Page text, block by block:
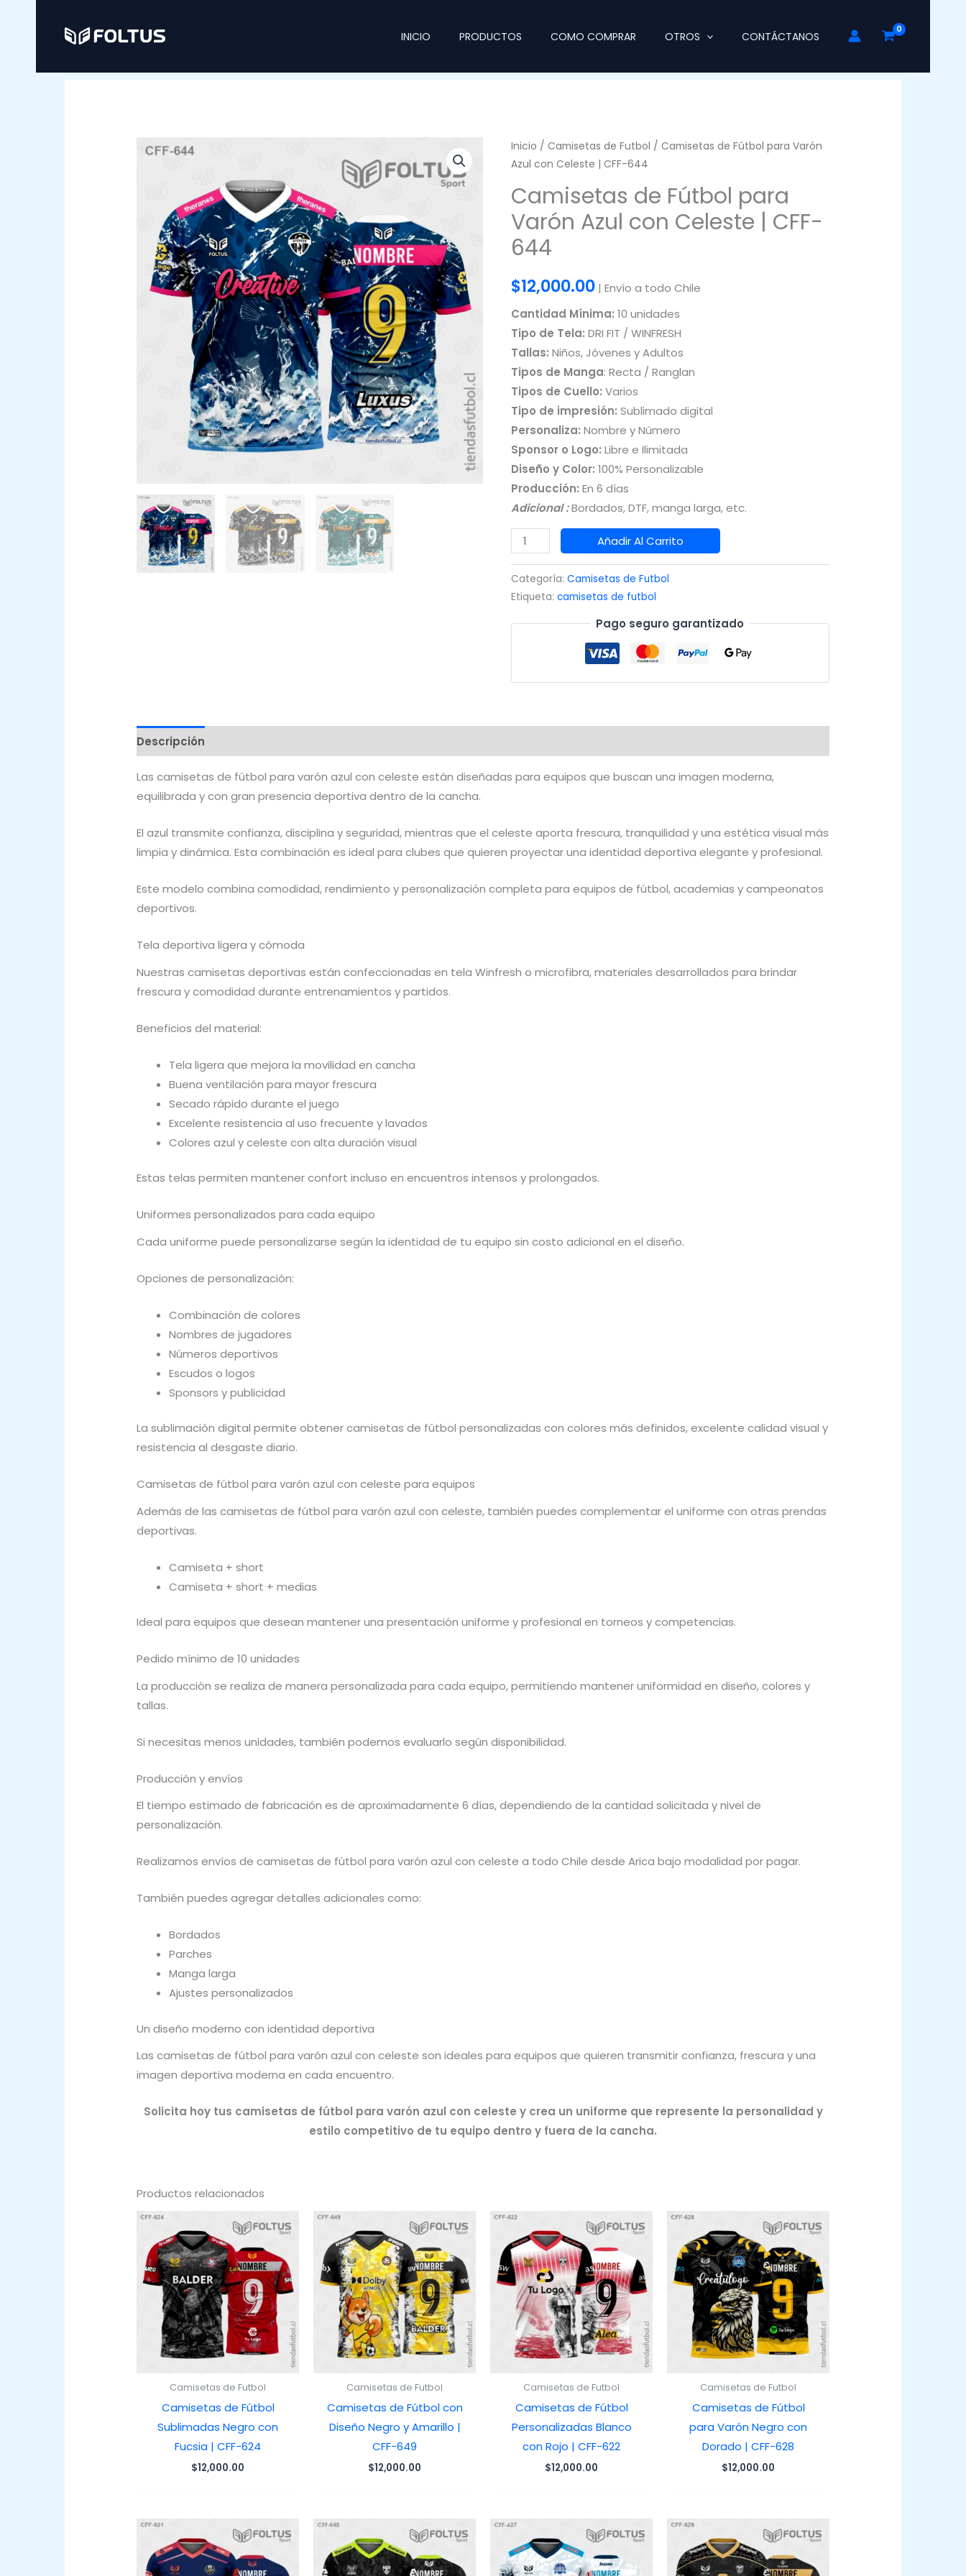
contenido
INICIO PRODUCTOS COMO COMPRAR OTROS CONTÁCTANOS
Inicio / Camisetas de Futbol / Camisetas de Fútbol para Varón
Azul con Celeste | CFF-644
Camisetas de Fútbol para
Varón Azul con Celeste | CFF-
644
$12,000.00 | Envío a todo Chile
Cantidad Mínima: 10 unidades
Tipo de Tela: DRI FIT / WINFRESH
Tallas: Niños, Jóvenes y Adultos
Tipos de Manga: Recta / Ranglan
Tipos de Cuello: Varios
Tipo de impresión: Sublimado digital
Personaliza: Nombre y Número
Sponsor o Logo: Libre e Ilimitada
Diseño y Color: 100% Personalizable
Producción: En 6 días
Adicional :Bordados, DTF, manga larga, etc.
Camisetas
de
Fútbol
para
Añadir Al Carrito
Categoría: Camisetas de Futbol
Etiqueta: camisetas de futbol
Pago seguro garantizado
Descripción
Las camisetas de fútbol para varón azul con celeste están diseñadas para equipos que buscan una imagen moderna,
equilibrada y con gran presencia deportiva dentro de la cancha.
El azul transmite confianza, disciplina y seguridad, mientras que el celeste aporta frescura, tranquilidad y una estética visual más
limpia y dinámica. Esta combinación es ideal para clubes que quieren proyectar una identidad deportiva elegante y profesional.
Este modelo combina comodidad, rendimiento y personalización completa para equipos de fútbol, academias y campeonatos
deportivos.
Tela deportiva ligera y cómoda
Nuestras camisetas deportivas están confeccionadas en tela Winfresh o microfibra, materiales desarrollados para brindar
frescura y comodidad durante entrenamientos y partidos.
Beneficios del material:
Tela ligera que mejora la movilidad en cancha
Buena ventilación para mayor frescura
Secado rápido durante el juego
Excelente resistencia al uso frecuente y lavados
Colores azul y celeste con alta duración visual
Estas telas permiten mantener confort incluso en encuentros intensos y prolongados.
Uniformes personalizados para cada equipo
Cada uniforme puede personalizarse según la identidad de tu equipo sin costo adicional en el diseño.
Opciones de personalización:
Combinación de colores
Nombres de jugadores
Números deportivos
Escudos o logos
Sponsors y publicidad
La sublimación digital permite obtener camisetas de fútbol personalizadas con colores más definidos, excelente calidad visual y
resistencia al desgaste diario.
Camisetas de fútbol para varón azul con celeste para equipos
Además de las camisetas de fútbol para varón azul con celeste, también puedes complementar el uniforme con otras prendas
deportivas.
Camiseta + short
Camiseta + short + medias
Ideal para equipos que desean mantener una presentación uniforme y profesional en torneos y competencias.
Pedido mínimo de 10 unidades
La producción se realiza de manera personalizada para cada equipo, permitiendo mantener uniformidad en diseño, colores y
tallas.
Si necesitas menos unidades, también podemos evaluarlo según disponibilidad.
Producción y envíos
El tiempo estimado de fabricación es de aproximadamente 6 días, dependiendo de la cantidad solicitada y nivel de
personalización.
Realizamos envíos de camisetas de fútbol para varón azul con celeste a todo Chile desde Arica bajo modalidad por pagar.
También puedes agregar detalles adicionales como:
Bordados
Parches
Manga larga
Ajustes personalizados
Un diseño moderno con identidad deportiva
Las camisetas de fútbol para varón azul con celeste son ideales para equipos que quieren transmitir confianza, frescura y una
imagen deportiva moderna en cada encuentro.
Solicita hoy tus camisetas de fútbol para varón azul con celeste y crea un uniforme que represente la personalidad y
estilo competitivo de tu equipo dentro y fuera de la cancha.
Productos relacionados
Camisetas de Futbol
Camisetas de Fútbol
Sublimadas Negro con
Fucsia | CFF-624
$12,000.00
Camisetas de Futbol
Camisetas de Fútbol con
Diseño Negro y Amarillo |
CFF-649
$12,000.00
Camisetas de Futbol
Camisetas de Fútbol
Personalizadas Blanco
con Rojo | CFF-622
$12,000.00
Camisetas de Futbol
Camisetas de Fútbol
para Varón Negro con
Dorado | CFF-628
$12,000.00